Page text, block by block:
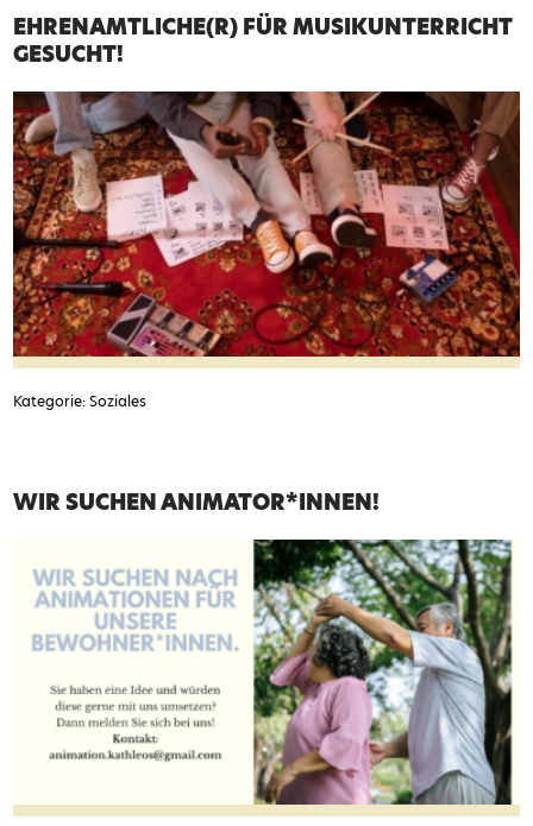
EHRENAMTLICHE(R) FÜR MUSIKUNTERRICHT
GESUCHT!
Kategorie: Soziales
WIR SUCHEN ANIMATOR*INNEN!